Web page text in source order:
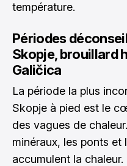
température.
Périodes
Skopje, brouillard
Galičica
La période la plus
Skopje à pied est le
des vagues de
minéraux, les ponts et
accumulent la